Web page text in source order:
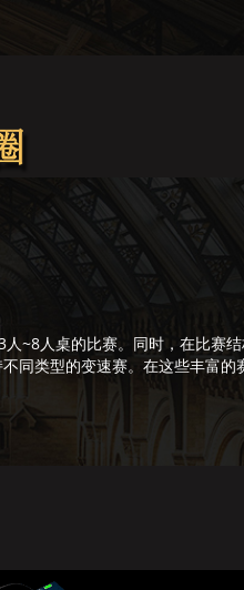
~8人桌的比赛。同时，在比赛
同类型的变速赛。在这些丰富的